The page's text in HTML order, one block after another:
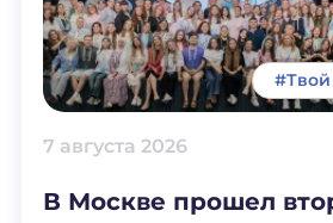
7 августа 2026
В Москве прошел